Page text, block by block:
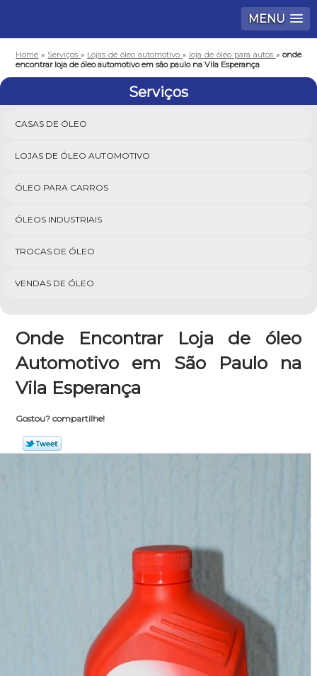
MENU
Home » Serviços» Lojas de óleo automotivo » loja de óleo para autos » onde
encontrar loja de óleo automotivo em são paulo na Vila Esperança
Serviços
CASAS DE ÓLEO
LOJAS DE ÓLEO AUTOMOTIVO
ÓLEO PARA CARROS
ÓLEOS INDUSTRIAIS
TROCAS DE ÓLEO
VENDAS DE ÓLEO
Onde Encontrar Loja de óleo
Automotivo em São Paulo na
Vila Esperança
Gostou? compartilhe!